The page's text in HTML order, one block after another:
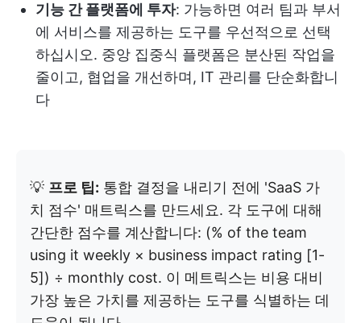
기능 간 플랫폼에 투자: 가능하면 여러 팀과 부서
에 서비스를 제공하는 도구를 우선적으로 선택
하십시오. 중앙 집중식 플랫폼은 분산된 작업을
줄이고, 협업을 개선하며, IT 관리를 단순화합니
다
💡 프로 팁: 통합 결정을 내리기 전에 'SaaS 가
치 점수' 매트릭스를 만드세요. 각 도구에 대해
간단한 점수를 계산합니다: (% of the team
using it weekly × business impact rating [1-
5]) ÷ monthly cost. 이 메트릭스는 비용 대비
가장 높은 가치를 제공하는 도구를 식별하는 데